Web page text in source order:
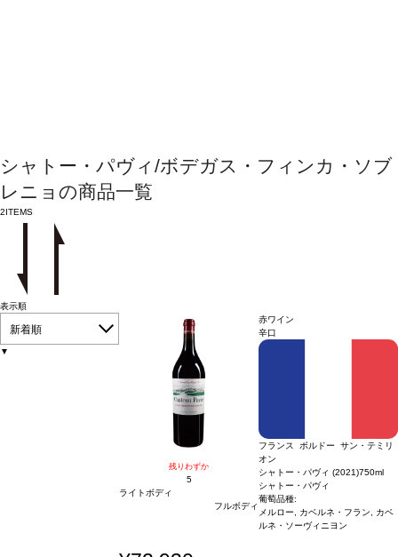
シャトー・パヴィ/ボデガス・フィンカ・ソブ
レニョの商品一覧
2ITEMS
表示順
新着順
▼
残りわずか
5
ライトボディ
フルボディ
赤ワイン
辛口
フランス ボルドー サン・テミリ
オン
シャトー・パヴィ (2021)750ml
シャトー・パヴィ
葡萄品種:
メルロー, カベルネ・フラン, カベ
ルネ・ソーヴィニヨン